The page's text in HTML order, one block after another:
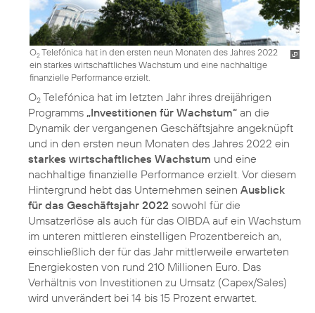
O2Telefónica hat in den ersten neun Monaten des Jahres 2022
ein starkes wirtschaftliches Wachstum und eine nachhaltige
finanzielle Performance erzielt.
O2 Telefónica hat im letzten Jahr ihres dreijährigen
Programms „Investitionen für Wachstum“ an die
Dynamik der vergangenen Geschäftsjahre angeknüpft
und in den ersten neun Monaten des Jahres 2022 ein
starkes wirtschaftliches Wachstum und eine
nachhaltige finanzielle Performance erzielt. Vor diesem
Hintergrund hebt das Unternehmen seinen Ausblick
für das Geschäftsjahr 2022 sowohl für die
Umsatzerlöse als auch für das OIBDA auf ein Wachstum
im unteren mittleren einstelligen Prozentbereich an,
einschließlich der für das Jahr mittlerweile erwarteten
Energiekosten von rund 210 Millionen Euro. Das
Verhältnis von Investitionen zu Umsatz (Capex/Sales)
wird unverändert bei 14 bis 15 Prozent erwartet.